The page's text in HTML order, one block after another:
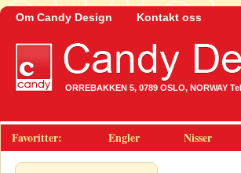
Om Candy Design Kontakt oss
ORREBAKKEN 5, 0789 OSLO, NORWAY
Favoritter: Engler Nisser